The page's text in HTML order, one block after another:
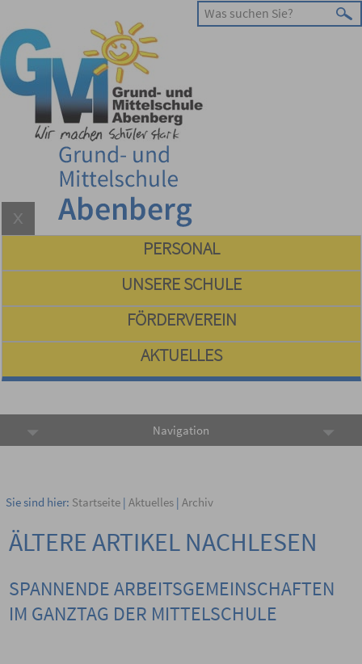
PERSONAL
UNSERE SCHULE
FÖRDERVEREIN
AKTUELLES
Navigation
Sie sind hier: Startseite| Aktuelles| Archiv
ÄLTERE ARTIKEL NACHLESEN
SPANNENDE ARBEITSGEMEINSCHAFTEN
IM GANZTAG DER MITTELSCHULE